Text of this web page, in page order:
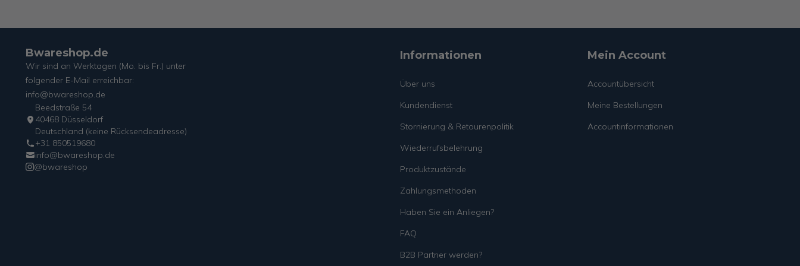
Bwareshop.de
Wir sind an Werktagen (Mo. bis Fr.) unter
folgender E-Mail erreichbar:
info@bwareshop.de
Beedstraße 54
40468 Düsseldorf
Deutschland (keine Rücksendeadresse)
+31 850519680
info@bwareshop.de
@bwareshop
Informationen
Über uns
Kundendienst
Stornierung & Retourenpolitik
Wiederrufsbelehrung
Produktzustände
Zahlungsmethoden
Haben Sie ein Anliegen?
FAQ
B2B Partner werden?
Mein Account
Accountübersicht
Meine Bestellungen
Accountinformationen